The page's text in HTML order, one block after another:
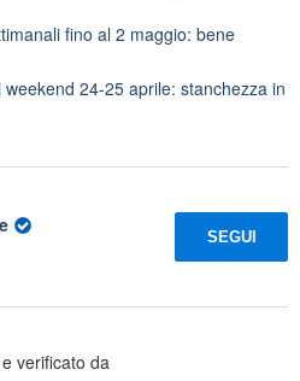
fino al 2 maggio: bene
24-25 aprile: stanchezza in
SEGUI
verificato da